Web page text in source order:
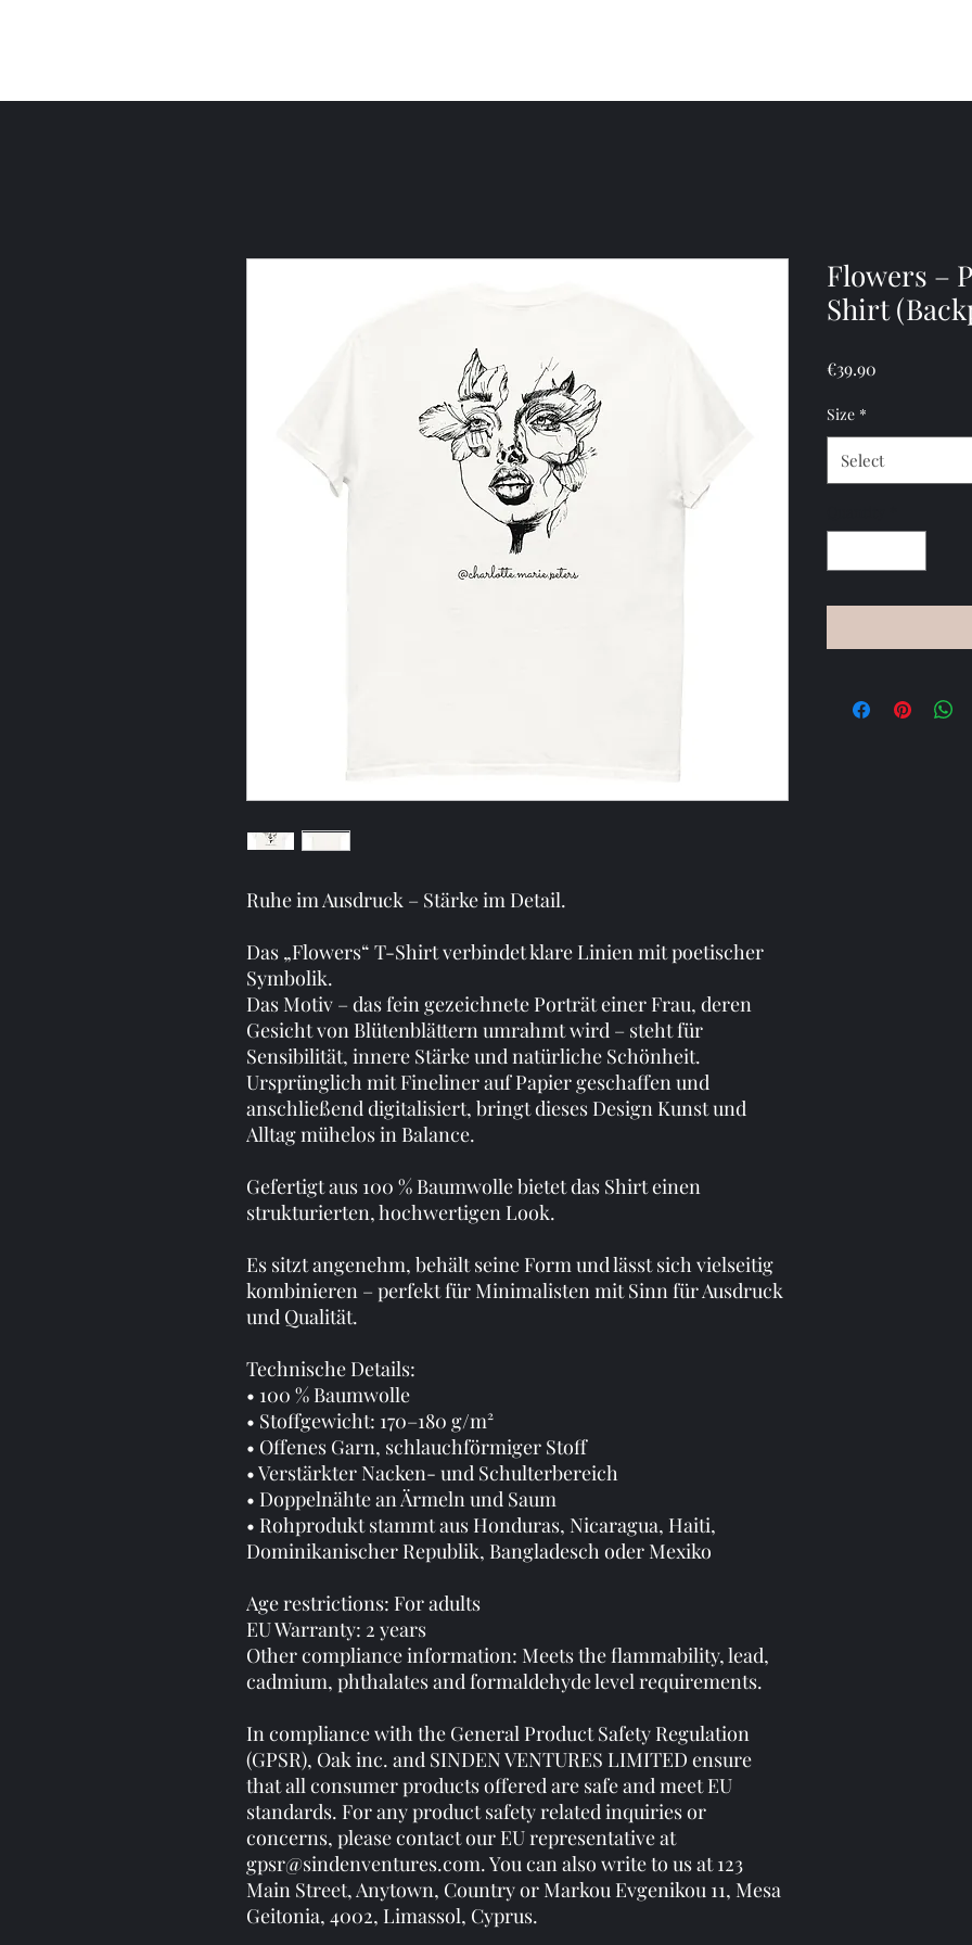
Ruhe im Ausdruck – Stärke im Detail.
Das „Flowers“ T-Shirt verbindet klare Linien mit poetischer
Symbolik.
Das Motiv – das fein gezeichnete Porträt einer Frau, deren
Gesicht von Blütenblättern umrahmt wird – steht für
Sensibilität, innere Stärke und natürliche Schönheit.
Ursprünglich mit Fineliner auf Papier geschaffen und
anschließend digitalisiert, bringt dieses Design Kunst und
Alltag mühelos in Balance.
Gefertigt aus 100 % Baumwolle bietet das Shirt einen
strukturierten, hochwertigen Look.
Es sitzt angenehm, behält seine Form und lässt sich vielseitig
kombinieren – perfekt für Minimalisten mit Sinn für Ausdruck
und Qualität.
Technische Details:
• 100 % Baumwolle
• Stoffgewicht: 170–180 g/m²
• Offenes Garn, schlauchförmiger Stoff
• Verstärkter Nacken- und Schulterbereich
• Doppelnähte an Ärmeln und Saum
• Rohprodukt stammt aus Honduras, Nicaragua, Haiti,
Dominikanischer Republik, Bangladesch oder Mexiko
Age restrictions: For adults
EU Warranty: 2 years
Other compliance information: Meets the flammability, lead,
cadmium, phthalates and formaldehyde level requirements.
In compliance with the General Product Safety Regulation
(GPSR), Oak inc. and SINDEN VENTURES LIMITED ensure
that all consumer products offered are safe and meet EU
standards. For any product safety related inquiries or
concerns, please contact our EU representative at
gpsr@sindenventures.com. You can also write to us at 123
Main Street, Anytown, Country or Markou Evgenikou 11, Mesa
Geitonia, 4002, Limassol, Cyprus.
Flowers –
Shirt
€39.90
Size *
Select